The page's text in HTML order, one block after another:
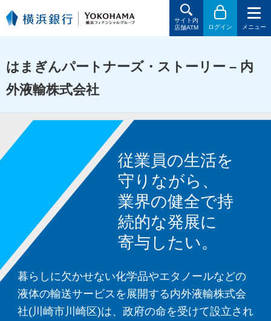
サイト内
店舗ATM
ログイン メニュー
はまぎんパートナーズ・ストーリー – 内
外液輸株式会社
従業員の生活を
守りながら、
業界の健全で持
続的な発展に
寄与したい。
暮らしに欠かせない化学品やエタノールなどの
液体の輸送サービスを展開する内外液輸株式会
社(川崎市川崎区)は、政府の命を受けて設立され